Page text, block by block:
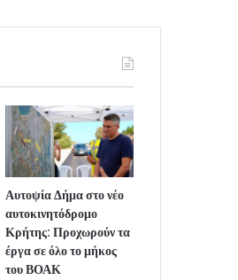
Αυτοψία Δήμα στο νέο
αυτοκινητόδρομο
Κρήτης: Προχωρούν τα
έργα σε όλο το μήκος
του ΒΟΑΚ